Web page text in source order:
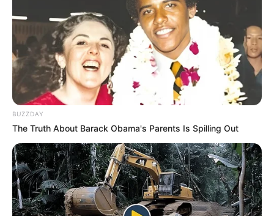
BUZZDAY
The Truth About Barack Obama's Parents Is Spilling Out